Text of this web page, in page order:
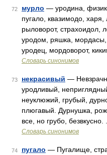
72 мурло — уродина,
пугало, квазимодо, харя,
рыловорот, страхоидол,
уродом, ряшка,
уродец, мордоворот,
Словарь синонимов
73 некрасивый —
уродливый,
неуклюжий, грубый,
плюгавый. Дурнушка,
все, но грубо,
Словарь синонимов
74 пугало — Пугалище,